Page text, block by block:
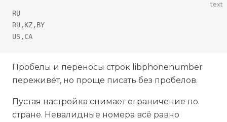
text
RU
RU,KZ,BY
US,CA
Пробелы и переносы строк libphonenumber
переживёт, но проще писать без пробелов.
Пустая настройка снимает ограничение по
стране. Невалидные номера всё равно